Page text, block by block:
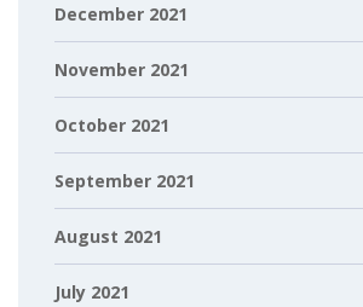
December 2021
November 2021
October 2021
September 2021
August 2021
July 2021